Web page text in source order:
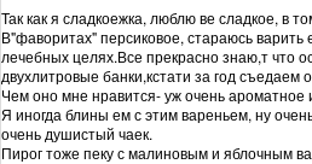
Так как я сладкоежка, люблю ве сладкое, в
В"фаворитах" персиковое, стараюсь
лечебных целях.Все прекрасно знаю,т что
двухлитровые банки,кстати за год съедаем
Чем оно мне нравится- уж очень ароматное
Я иногда блины ем с этим вареньем, ну
очень душистый чаек.
Пирог тоже пеку с малиновым и яблочным